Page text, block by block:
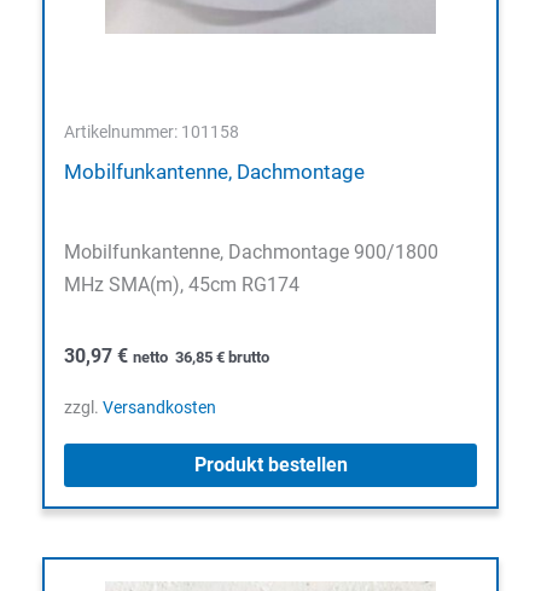
Artikelnummer: 101158
Mobilfunkantenne, Dachmontage
Mobilfunkantenne, Dachmontage 900/1800
MHz SMA(m), 45cm RG174
30,97 € netto 36,85 € brutto
zzgl. Versandkosten
Produkt bestellen